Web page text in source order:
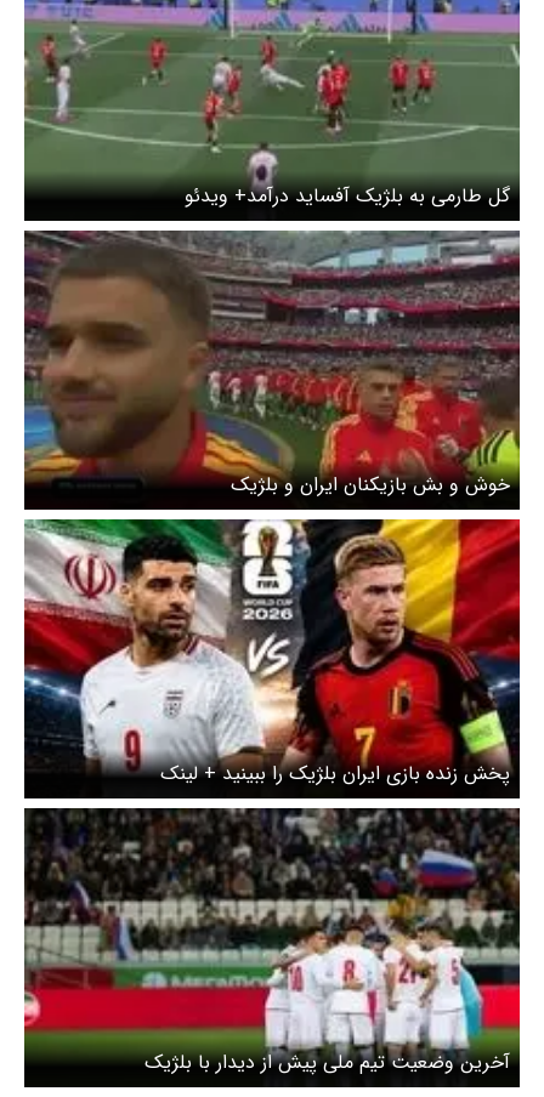
گل طارمی به بلژیک آفساید درآمد+ ویدئو
خوش و بش بازیکنان ایران و بلژیک
پخش زنده بازی ایران بلژیک را ببینید + لینک
آخرین وضعیت تیم ملی پیش از دیدار با بلژیک